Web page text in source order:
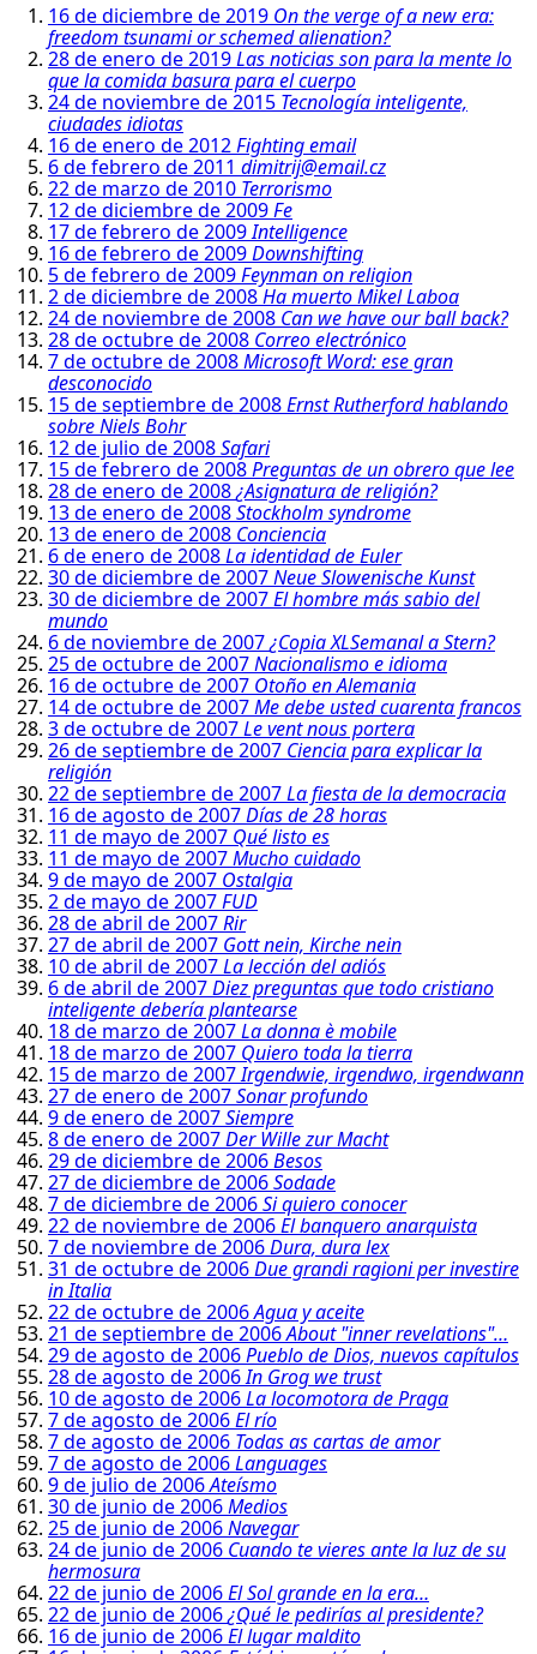
16 de diciembre de 2019 On the verge of a new era:
freedom tsunami or schemed alienation?
28 de enero de 2019Las noticias son para la mente lo
que la comida basura para el cuerpo
24 de noviembre de 2015 Tecnología inteligente,
ciudades idiotas
16 de enero de 2012Fighting email
6 de febrero de 2011 dimitrij@email.cz
22 de marzo de 2010 Terrorismo
12 de diciembre de 2009Fe
17 de febrero de 2009Intelligence
16 de febrero de 2009Downshifting
5 de febrero de 2009Feynman on religion
2 de diciembre de 2008Ha muerto Mikel Laboa
24 de noviembre de 2008 Can we have our ball back?
28 de octubre de 2008 Correo electrónico
7 de octubre de 2008Microsoft Word: ese gran
desconocido
15 de septiembre de 2008Ernst Rutherford hablando
sobre Niels Bohr
12 de julio de 2008Safari
15 de febrero de 2008Preguntas de un obrero que lee
28 de enero de 2008¿Asignatura de religión?
13 de enero de 2008Stockholm syndrome
13 de enero de 2008 Conciencia
6 de enero de 2008La identidad de Euler
30 de diciembre de 2007Neue Slowenische Kunst
30 de diciembre de 2007El hombre más sabio del
mundo
6 de noviembre de 2007¿Copia XLSemanal a Stern?
25 de octubre de 2007Nacionalismo e idioma
16 de octubre de 2007 Otoño en Alemania
14 de octubre de 2007Me debe usted cuarenta francos
3 de octubre de 2007Le vent nous portera
26 de septiembre de 2007 Ciencia para explicar la
religión
22 de septiembre de 2007La fiesta de la democracia
16 de agosto de 2007Días de 28 horas
11 de mayo de 2007 Qué listo es
11 de mayo de 2007Mucho cuidado
9 de mayo de 2007 Ostalgia
2 de mayo de 2007FUD
28 de abril de 2007Rir
27 de abril de 2007 Gott nein, Kirche nein
10 de abril de 2007La lección del adiós
6 de abril de 2007Diez preguntas que todo cristiano
inteligente debería plantearse
18 de marzo de 2007La donna è mobile
18 de marzo de 2007 Quiero toda la tierra
15 de marzo de 2007Irgendwie, irgendwo, irgendwann
27 de enero de 2007Sonar profundo
9 de enero de 2007Siempre
8 de enero de 2007Der Wille zur Macht
29 de diciembre de 2006Besos
27 de diciembre de 2006Sodade
7 de diciembre de 2006Si quiero conocer
22 de noviembre de 2006El banquero anarquista
7 de noviembre de 2006Dura, dura lex
31 de octubre de 2006Due grandi ragioni per investire
in Italia
22 de octubre de 2006Agua y aceite
21 de septiembre de 2006About "inner revelations"…
29 de agosto de 2006Pueblo de Dios, nuevos capítulos
28 de agosto de 2006In Grog we trust
10 de agosto de 2006La locomotora de Praga
7 de agosto de 2006El río
7 de agosto de 2006 Todas as cartas de amor
7 de agosto de 2006Languages
9 de julio de 2006Ateísmo
30 de junio de 2006Medios
25 de junio de 2006Navegar
24 de junio de 2006 Cuando te vieres ante la luz de su
hermosura
22 de junio de 2006El Sol grande en la era…
22 de junio de 2006¿Qué le pedirías al presidente?
16 de junio de 2006El lugar maldito